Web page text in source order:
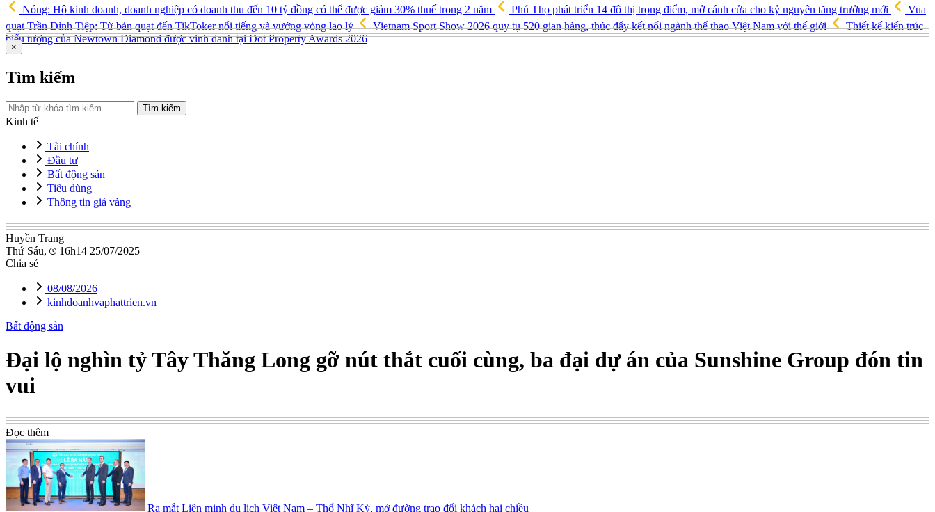
Nóng: Hộ kinh doanh, doanh nghiệp có doanh thu đến 10 tỷ đồng có thể được giảm 30% thuế trong 2 năm
Phú Thọ phát triển 14 đô thị trọng điểm, mở cánh cửa cho kỷ nguyên tăng trưởng mới
Vua
quạt Trần Đình Tiệp: Từ bán quạt đến TikToker nổi tiếng và vướng vòng lao lý
Vietnam Sport Show 2026 quy tụ 520 gian hàng, thúc đẩy kết nối ngành thể thao Việt Nam với thế giới
Thiết kế kiến trúc
biểu tượng của Newtown Diamond được vinh danh tại Dot Property Awards 2026
×
Tìm kiếm
Tìm kiếm
Kinh tế
Tài chính
Đầu tư
Bất động sản
Tiêu dùng
Thông tin giá vàng
Huyền Trang
Thứ Sáu,
16h14 25/07/2025
Chia sẻ
08/08/2026
kinhdoanhvaphattrien.vn
Bất động sản
Đại lộ nghìn tỷ Tây Thăng Long gỡ nút thắt cuối cùng, ba đại dự án của Sunshine Group đón tin
vui
Đọc thêm
Ra mắt Liên minh du lịch Việt Nam – Thổ Nhĩ Kỳ, mở đường trao đổi khách hai chiều